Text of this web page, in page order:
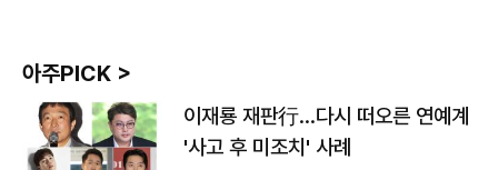
아주PICK >
이재룡 재판行…다시 떠오른 연예계
'사고 후 미조치' 사례